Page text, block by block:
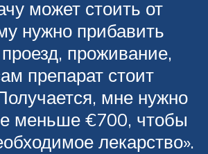
может стоить от
нужно прибавить
проживание,
препарат стоит
мне нужно
меньше €700, чтобы
лекарство».